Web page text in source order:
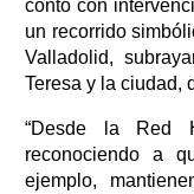
contó con
un recorrido
Valladolid,
Teresa y la ciudad,
“Desde la Red
reconociendo a
ejemplo,